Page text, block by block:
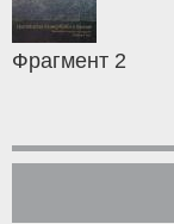
Фрагмент 2